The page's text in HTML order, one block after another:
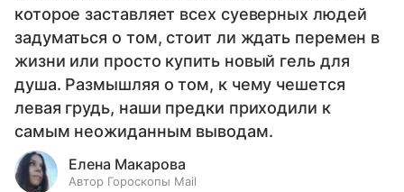
которое заставляет всех суеверных людей
задуматься о том, стоит ли ждать перемен в
жизни или просто купить новый гель для
душа. Размышляя о том, к чему чешется
левая грудь, наши предки приходили к
самым неожиданным выводам.
Елена Макарова
Автор Гороскопы Mail